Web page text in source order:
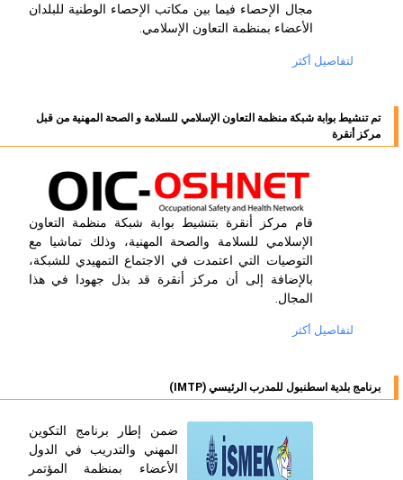
مجال الإحصاء فيما بين مكاتب الإحصاء الوطنية للبلدان
الأعضاء بمنظمة التعاون الإسلامي.
لتفاصيل أكثر
تم تنشيط بوابة شبكة منظمة التعاون الإسلامي للسلامة و الصحة المهنية من قبل
مركز أنقرة
قام مركز أنقرة بتنشيط بوابة شبكة منظمة التعاون
الإسلامي للسلامة والصحة المهنية، وذلك تماشيا مع
التوصيات التي اعتمدت في الاجتماع التمهيدي للشبكة،
بالإضافة إلى أن مركز أنقرة قد بذل جهودا في هذا
المجال.
لتفاصيل أكثر
برنامج بلدية اسطنبول للمدرب الرئيسي (IMTP)
ضمن إطار برنامج التكوين
المهني والتدريب في الدول
الأعضاء بمنظمة المؤتمر